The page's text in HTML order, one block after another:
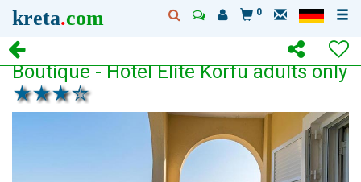
kreta.com 0
Boutique - Hotel Elite Korfu adults only